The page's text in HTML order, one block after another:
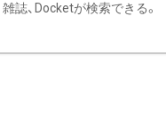
雑誌、Docketが検索できる。